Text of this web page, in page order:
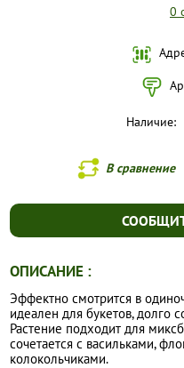
0
Наличие:
В сравнение
ОПИСАНИЕ :
Эффектно смотрится в
идеален для букетов, долго
Растение подходит для
сочетается с васильками,
колокольчиками.